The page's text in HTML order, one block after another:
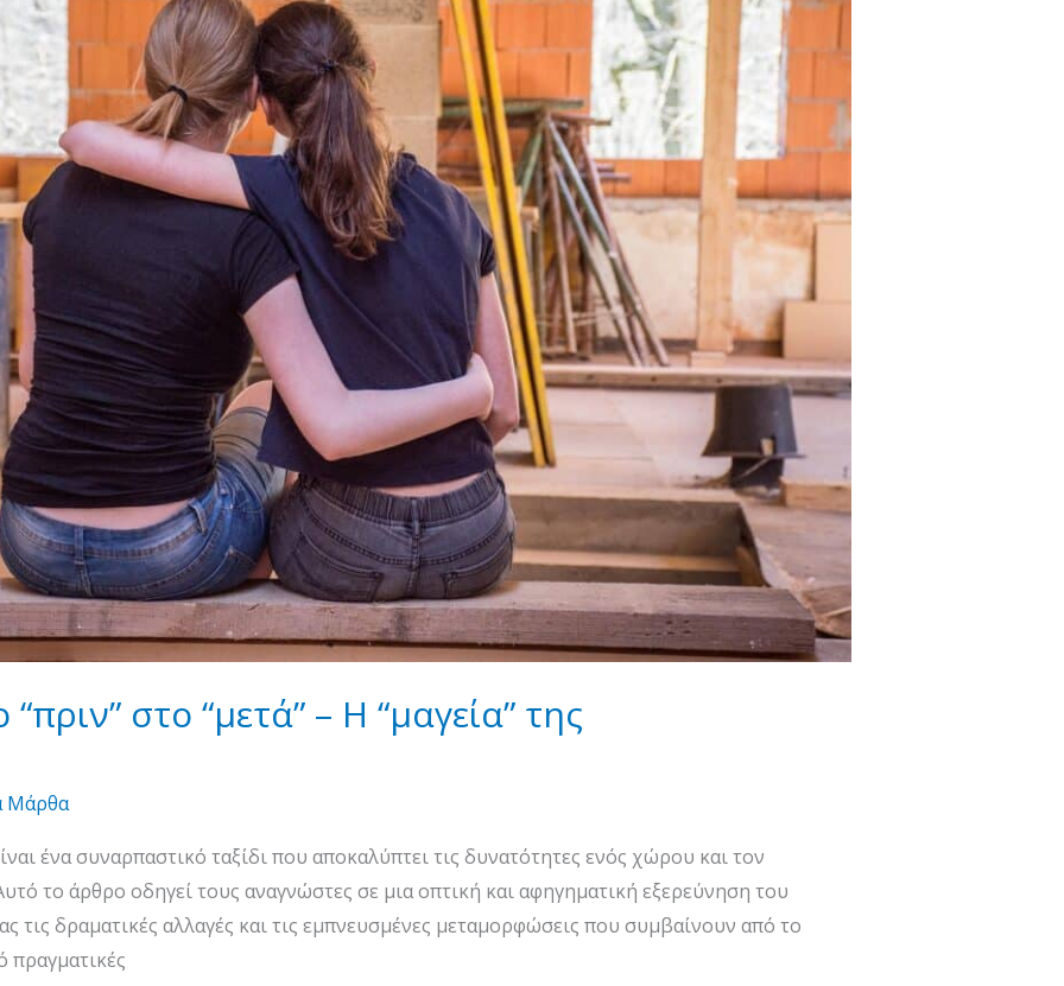
στο “μετά” – Η “μαγεία” της
Μάρθα
ένα συναρπαστικό ταξίδι που αποκαλύπτει τις δυνατότητες ενός χώρου και τον
το άρθρο οδηγεί τους αναγνώστες σε μια οπτική και αφηγηματική εξερεύνηση του
τις δραματικές αλλαγές και τις εμπνευσμένες μεταμορφώσεις που συμβαίνουν από το
πραγματικές